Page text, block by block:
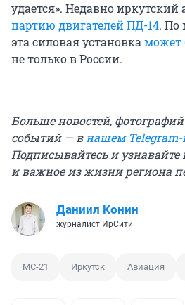
удается». Недавно иркутский
партию двигателей ПД-14. По
эта силовая установкаможет
не только в России.
Больше новостей,
событий — внашем Telegram-
Подписывайтесь и узнавайте
и важное из жизни региона
Даниил Конин
журналист ИрСити
МС-21 Иркутск Авиация